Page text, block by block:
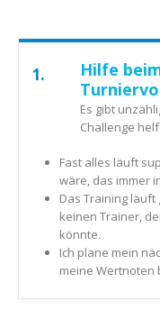
1.
Hilfe
Es gibt
Challenge
Fast alles läuft
wäre, das immer
Das Training läuft
keinen Trainer,
könnte.
Ich plane mein
meine Wertnoten